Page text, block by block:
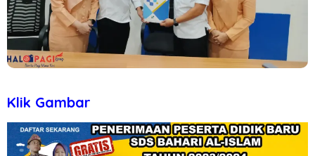
Klik Gambar